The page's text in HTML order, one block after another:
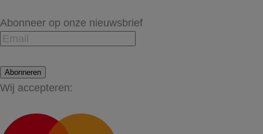
Abonneer op onze nieuwsbrief
Abonneren
Wij accepteren: